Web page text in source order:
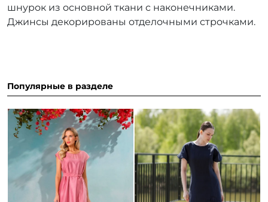
шнурок из основной ткани с наконечниками.
Джинсы декорированы отделочными строчками.
Популярные в разделе